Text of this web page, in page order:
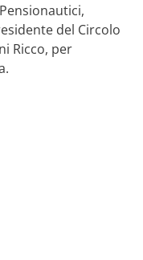
del Circolo
Ricco, per